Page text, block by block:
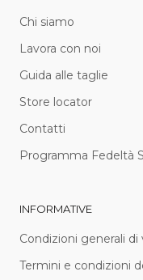
Chi siamo
Lavora con noi
Guida alle taglie
Store locator
Contatti
Programma Fedeltà
INFORMATIVE
Condizioni generali di
Termini e condizioni